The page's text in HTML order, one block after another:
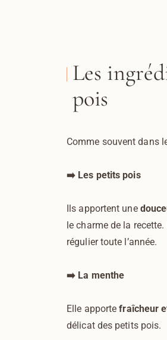
Les
pois
Comme souvent dans
➡️ Les petits pois
Ils apportent une
le charme de la
régulier toute l’année.
➡️ La menthe
Elle apportefraîcheur
délicat des petits pois.